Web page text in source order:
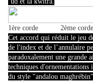
1ère corde 2ème
Cet accord qui réduit le jeu
de l'index et de l’annulaire
paradoxalement une grande
techniques d'ornementations
du style "andalou